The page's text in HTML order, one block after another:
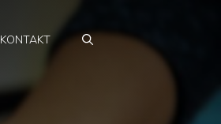
KONTAKT